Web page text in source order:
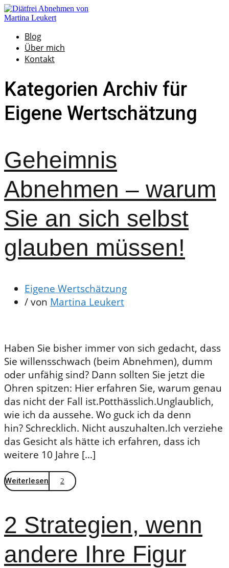
Blog
Über mich
Kontakt
Kategorien Archiv für
Eigene Wertschätzung
Geheimnis
Abnehmen – warum
Sie an sich selbst
glauben müssen!
Eigene Wertschätzung
/ von Martina Leukert
Haben Sie bisher immer von sich gedacht, dass
Sie willensschwach (beim Abnehmen), dumm
oder unfähig sind? Dann sollten Sie jetzt die
Ohren spitzen: Hier erfahren Sie, warum genau
das nicht der Fall ist.Potthässlich.Unglaublich,
wie ich da aussehe. Wo guck ich da denn
hin? Schrecklich. Nicht auszuhalten.Ich verziehe
das Gesicht als hätte ich erfahren, dass ich
weitere 10 Jahre […]
Weiterlesen
2 Strategien, wenn
andere Ihre Figur